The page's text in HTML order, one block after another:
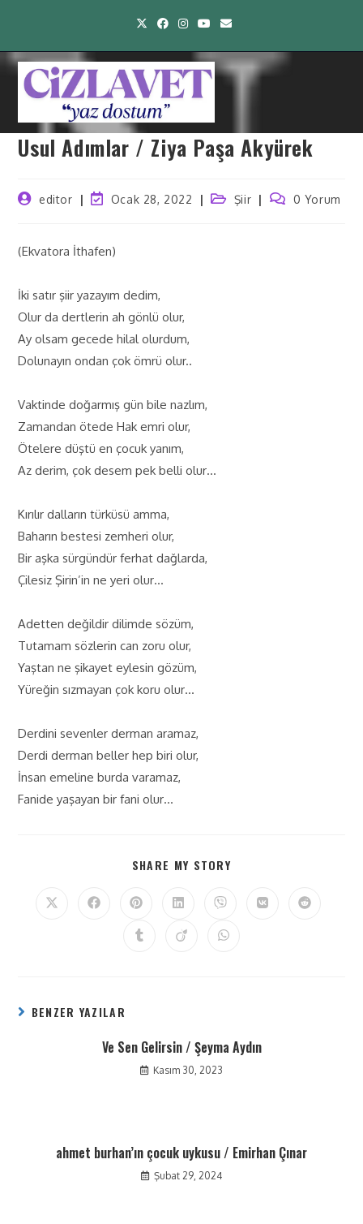
Usul Adımlar / Ziya Paşa Akyürek
editor Ocak 28, 2022 Şiir 0 Yorum
(Ekvatora İthafen)
İki satır şiir yazayım dedim,
Olur da dertlerin ah gönlü olur,
Ay olsam gecede hilal olurdum,
Dolunayın ondan çok ömrü olur..
Vaktinde doğarmış gün bile nazlım,
Zamandan ötede Hak emri olur,
Ötelere düştü en çocuk yanım,
Az derim, çok desem pek belli olur…
Kırılır dalların türküsü amma,
Baharın bestesi zemheri olur,
Bir aşka sürgündür ferhat dağlarda,
Çilesiz Şirin’in ne yeri olur…
Adetten değildir dilimde sözüm,
Tutamam sözlerin can zoru olur,
Yaştan ne şikayet eylesin gözüm,
Yüreğin sızmayan çok koru olur…
Derdini sevenler derman aramaz,
Derdi derman beller hep biri olur,
İnsan emeline burda varamaz,
Fanide yaşayan bir fani olur…
SHARE MY STORY
BENZER YAZILAR
Ve Sen Gelirsin / Şeyma Aydın
Kasım 30, 2023
ahmet burhan’ın çocuk uykusu / Emirhan Çınar
Şubat 29, 2024